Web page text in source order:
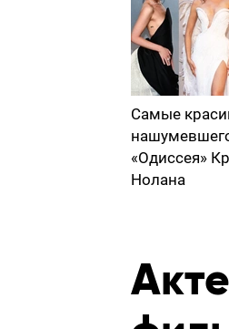
Самые
«Одиссея»
Нолана